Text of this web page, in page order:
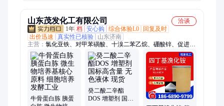
山东茂发化工有限公司
洽谈
1年 档 安心购 综合体验L0
回复及时
出价迅速
真实性已核验
山东济南
主营： 氯化亚铁、对甲苯磺酸、十溴二苯乙烷、硼酸锌、促进剂
DMP-30、叔丁基过氧化氢TBH、木材防腐剂ACQ、癸二酸二辛
酯DOS、磷酸三乙酯TEP、硫酸锆、有机锡T12、三羟甲基丙
烷、K54促进剂、N-甲基吡咯烷酮、雕白粉、衣康酸、酚醛树脂
2402、氢氧化铝、溴酸钠、吊白块
牛骨蛋白胨 胰蛋
癸二酸二辛酯
DOS 增塑剂 国标